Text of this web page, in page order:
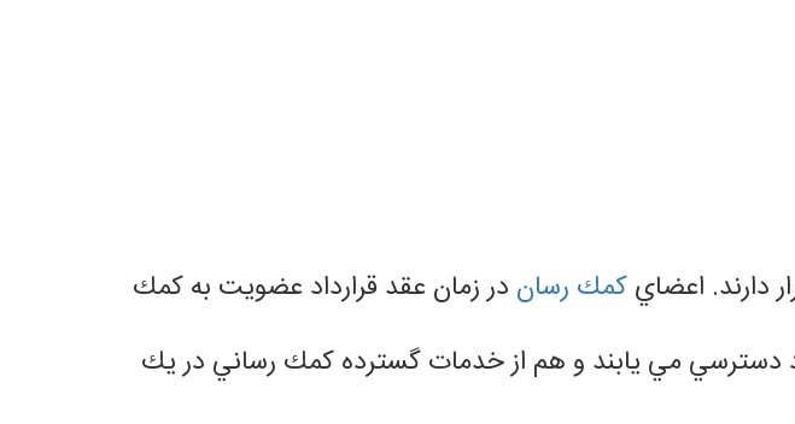
دارند. اعضايكمك رسان در زمان عقد قرارداد عضويت به كمك
دسترسي مي يابند و هم از خدمات گسترده كمك رساني در يك